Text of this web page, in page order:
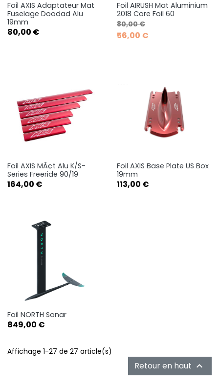
Foil AXIS Adaptateur Mat
Fuselage Doodad Alu
19mm
Prix
80,00 €
Foil AIRUSH Mat Aluminium
2018 Core Foil 60
Prix de base
80,00 €Prix
56,00 €
Foil AXIS MÃ¢t Alu K/S-
Series Freeride 90/19
Prix
164,00 €
Foil AXIS Base Plate US Box
19mm
Prix
113,00 €
Foil NORTH Sonar
Prix
849,00 €
Affichage 1-27 de 27 article(s)
Retour en haut 